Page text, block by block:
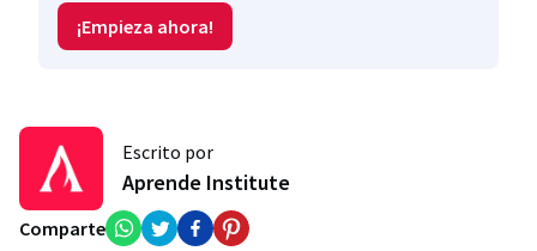
¡Empieza ahora!
Escrito por
Aprende Institute
Comparte